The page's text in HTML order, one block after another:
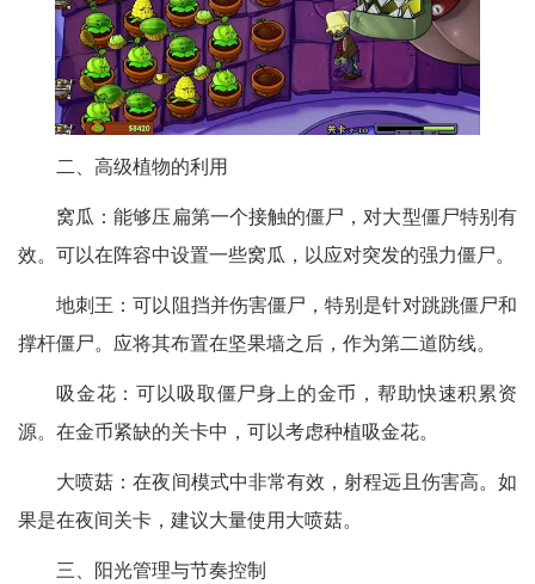
二、高级植物的利用
窝瓜：能够压扁第一个接触的僵尸，对大型僵尸特别有
效。可以在阵容中设置一些窝瓜，以应对突发的强力僵尸。
地刺王：可以阻挡并伤害僵尸，特别是针对跳跳僵尸和
撑杆僵尸。应将其布置在坚果墙之后，作为第二道防线。
吸金花：可以吸取僵尸身上的金币，帮助快速积累资
源。在金币紧缺的关卡中，可以考虑种植吸金花。
大喷菇：在夜间模式中非常有效，射程远且伤害高。如
果是在夜间关卡，建议大量使用大喷菇。
三、阳光管理与节奏控制